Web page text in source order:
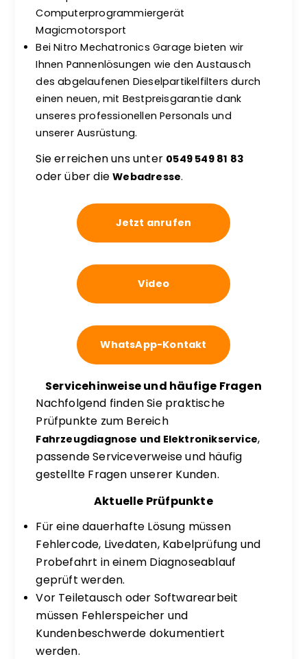
Computerprogrammiergerät
Magicmotorsport
Bei Nitro Mechatronics Garage bieten wir
Ihnen Pannenlösungen wie den Austausch
des abgelaufenen Dieselpartikelfilters durch
einen neuen, mit Bestpreisgarantie dank
unseres professionellen Personals und
unserer Ausrüstung.
Sie erreichen uns unter 0549 549 81 83
oder über dieWebadresse.
Jetzt anrufen
Video
WhatsApp-Kontakt
Servicehinweise und häufige Fragen
Nachfolgend finden Sie praktische
Prüfpunkte zum Bereich
Fahrzeugdiagnose und Elektronikservice,
passende Serviceverweise und häufig
gestellte Fragen unserer Kunden.
Aktuelle Prüfpunkte
Für eine dauerhafte Lösung müssen
Fehlercode, Livedaten, Kabelprüfung und
Probefahrt in einem Diagnoseablauf
geprüft werden.
Vor Teiletausch oder Softwarearbeit
müssen Fehlerspeicher und
Kundenbeschwerde dokumentiert
werden.